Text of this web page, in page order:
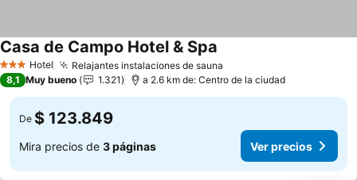
3 Estrellas
Hotel Relajantes instalaciones de sauna
Casa de Campo Hotel & Spa
8,1 Muy bueno 1.321 a 2.6 km de: Centro de la ciudad
De $ 123.849
Mira precios de 3 páginas Ver precios